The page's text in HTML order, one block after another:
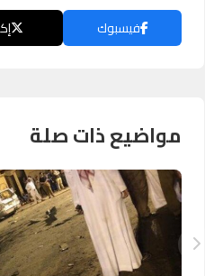
فيسبوك
مواضيع ذات صلة